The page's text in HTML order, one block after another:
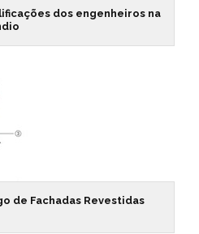
dos engenheiros na
de Fachadas Revestidas